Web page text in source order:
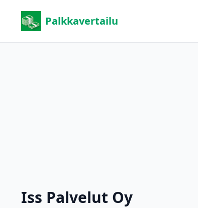
Palkkavertailu
Iss Palvelut Oy